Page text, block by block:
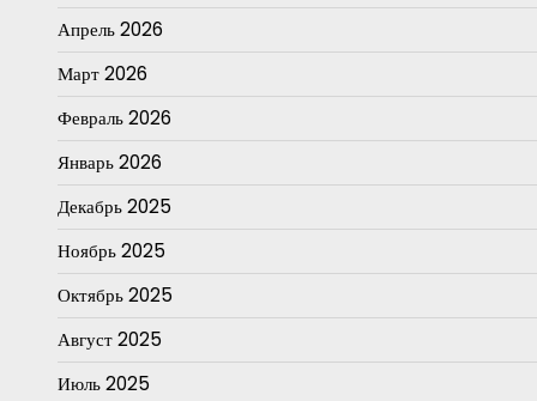
Апрель 2026
Март 2026
Февраль 2026
Январь 2026
Декабрь 2025
Ноябрь 2025
Октябрь 2025
Август 2025
Июль 2025